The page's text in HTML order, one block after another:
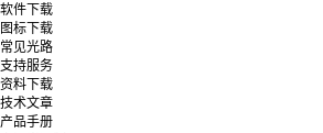
软件下载
图标下载
常见光路
支持服务
资料下载
技术文章
产品手册